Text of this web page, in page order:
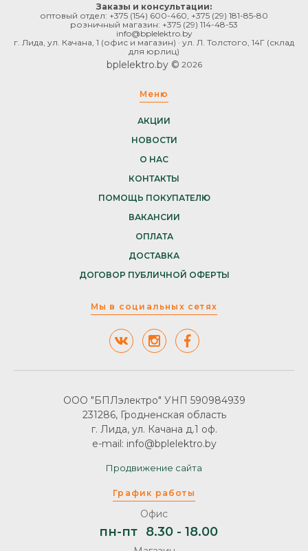
Заказы и консультации:
оптовый отдел: +375 (154) 600-460 +375 (29) 181-85-80
розничный магазин: +375 (29) 114-48-53
info@bplelektro.by
г. Лида, ул. Качана, 1 (офис и магазин) · ул. Л. Толстого, 14Г (склад
для юрлиц)
bplelektro.by © 2026
Меню
АКЦИИ
НОВОСТИ
О НАС
КОНТАКТЫ
ПОМОЩЬ ПОКУПАТЕЛЮ
ВАКАНСИИ
ОПЛАТА
ДОСТАВКА
ДОГОВОР ПУБЛИЧНОЙ ОФЕРТЫ
Мы в социальных сетях
График работы
Офис
пн-пт 8.30 - 18.00
ООО "БПЛэлектро" УНП 590984939
231286, Гродненская область
г. Лида, ул. Качана д.1 оф.
e-mail: info@bplelektro.by
Продвижение сайта